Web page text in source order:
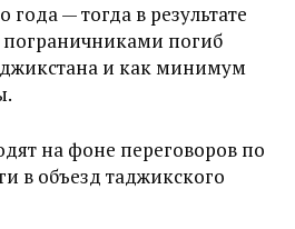
года — тогда в результате
погиб
и как минимум
на фоне переговоров по
в объезд таджикского